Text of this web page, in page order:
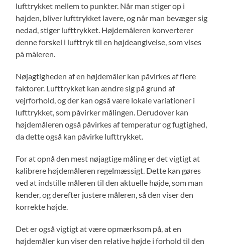
lufttrykket mellem to punkter. Når man stiger op i
højden, bliver lufttrykket lavere, og når man bevæger sig
nedad, stiger lufttrykket. Højdemåleren konverterer
denne forskel i lufttryk til en højdeangivelse, som vises
på måleren.
Nøjagtigheden af en højdemåler kan påvirkes af flere
faktorer. Lufttrykket kan ændre sig på grund af
vejrforhold, og der kan også være lokale variationer i
lufttrykket, som påvirker målingen. Derudover kan
højdemåleren også påvirkes af temperatur og fugtighed,
da dette også kan påvirke lufttrykket.
For at opnå den mest nøjagtige måling er det vigtigt at
kalibrere højdemåleren regelmæssigt. Dette kan gøres
ved at indstille måleren til den aktuelle højde, som man
kender, og derefter justere måleren, så den viser den
korrekte højde.
Det er også vigtigt at være opmærksom på, at en
højdemåler kun viser den relative højde i forhold til den